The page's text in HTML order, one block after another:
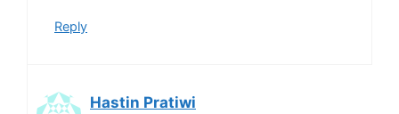
Reply
Hastin Pratiwi